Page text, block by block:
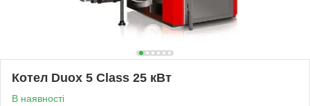
Котел Duox 5 Class 25 кВт
В наявності